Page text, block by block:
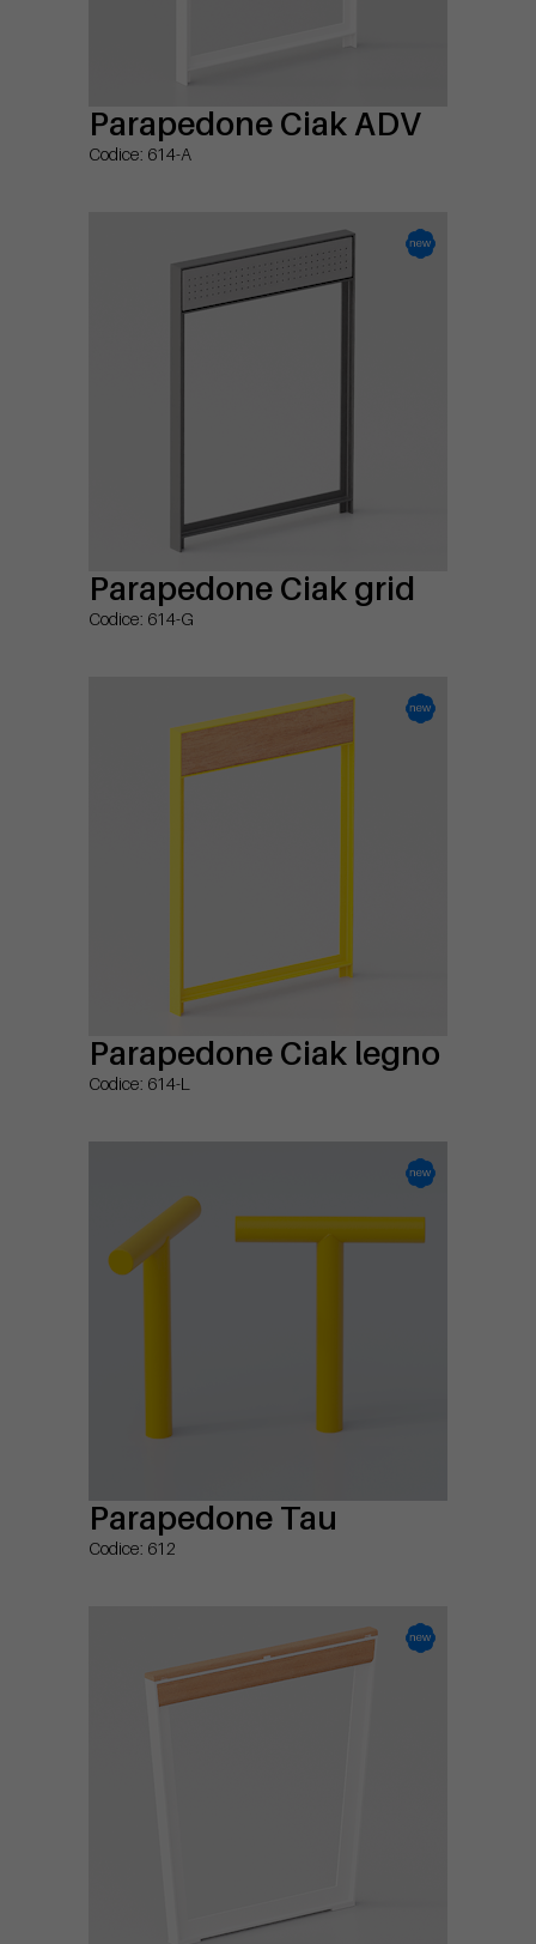
Parapedone Ciak ADV
Codice: 614-A
Parapedone Ciak grid
Codice: 614-G
Parapedone Ciak legno
Codice: 614-L
Parapedone Tau
Codice: 612